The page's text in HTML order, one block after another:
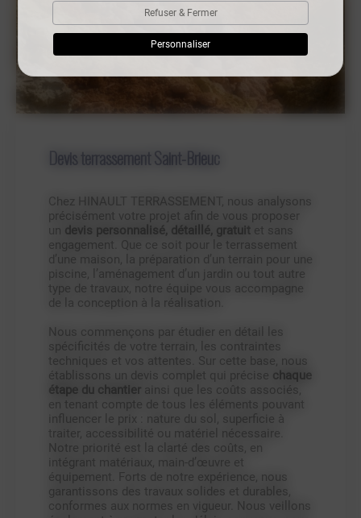
Refuser & Fermer
Personnaliser
Devis terrassement Saint-Brieuc
Chez HINAULT TERRASSEMENT, nous analysons
précisément votre projet afin de vous proposer
un devis personnalisé, détaillé, gratuit et sans
engagement. Que ce soit pour le terrassement
d’une maison, la préparation d’un terrain pour une
piscine, l’aménagement d’un jardin ou tout autre
type de travaux, notre équipe vous accompagne
de la conception à la réalisation.
Nous commençons par étudier en détail les
spécificités de votre terrain, les contraintes
techniques et vos attentes. Sur cette base, nous
établissons un devis complet qui précise chaque
étape du chantier ainsi que les coûts associés,
en tenant compte de tous les éléments pouvant
influencer le prix : nature du sol, superficie à
traiter, accessibilité ou matériel nécessaire.
Notre priorité est la clarté des coûts, en
intégrant matériaux, main-d’œuvre et
équipement. Forts de notre expérience, nous
garantissons des travaux solides et durables,
conformes aux normes en vigueur. Nous veillons